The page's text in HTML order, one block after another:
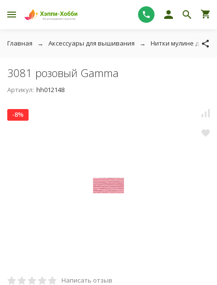
Главная Аксессуары для вышивания Нитки мулине для
3081 розовый Gamma
Артикул: hh012148
-8%
Написать отзыв